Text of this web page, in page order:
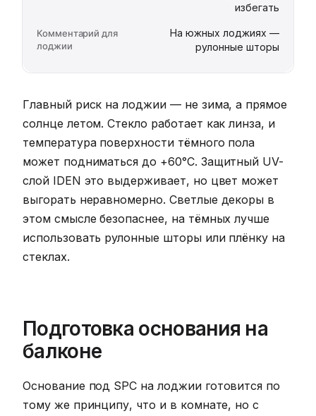
избегать
На южных лоджиях —
рулонные шторы
Главный риск на лоджии — не зима, а прямое
солнце летом. Стекло работает как линза, и
температура поверхности тёмного пола
может подниматься до +60°C. Защитный UV-
слой IDEN это выдерживает, но цвет может
выгорать неравномерно. Светлые декоры в
этом смысле безопаснее, на тёмных лучше
использовать рулонные шторы или плёнку на
стеклах.
Подготовка основания на
балконе
Основание под SPC на лоджии готовится по
тому же принципу, что и в комнате, но с